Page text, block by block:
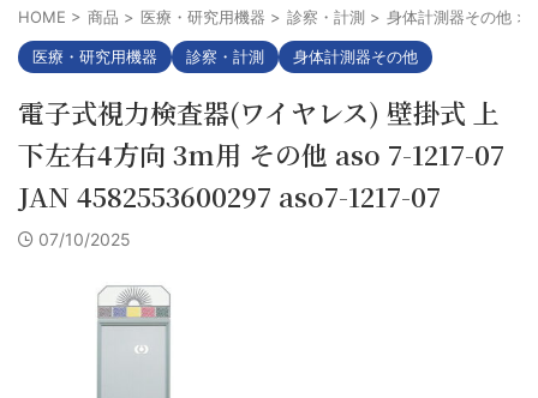
HOME > 商品 > 医療・研究用機器 > 診察・計測 > 身体計測器その他 >
医療・研究用機器 診察・計測 身体計測器その他
電子式視力検査器(ワイヤレス) 壁掛式 上
下左右4方向 3m用 その他 aso 7-1217-07
JAN 4582553600297 aso7-1217-07
07/10/2025